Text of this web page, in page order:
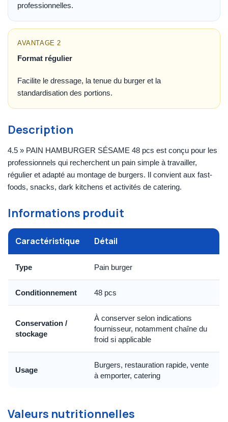
professionnelles.
AVANTAGE 2
Format régulier
Facilite le dressage, la tenue du burger et la
standardisation des portions.
Description
4.5 » PAIN HAMBURGER SÉSAME 48 pcs est conçu pour les
professionnels qui recherchent un pain simple à travailler,
régulier et adapté au montage de burgers. Il convient aux fast-
foods, snacks, dark kitchens et activités de catering.
Informations produit
Caractéristique Détail
Type Pain burger
Conditionnement 48 pcs
Conservation /
stockage
À conserver selon indications
fournisseur, notamment chaîne du
froid si applicable
Usage
Burgers, restauration rapide, vente
à emporter, catering
Valeurs nutritionnelles